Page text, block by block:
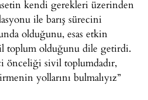
kendi gerekleri üzerinden
ile barış sürecini
olduğunu, esas etkin
toplum olduğunu dile getirdi.
önceliği sivil toplumdadır,
yollarını bulmalıyız”